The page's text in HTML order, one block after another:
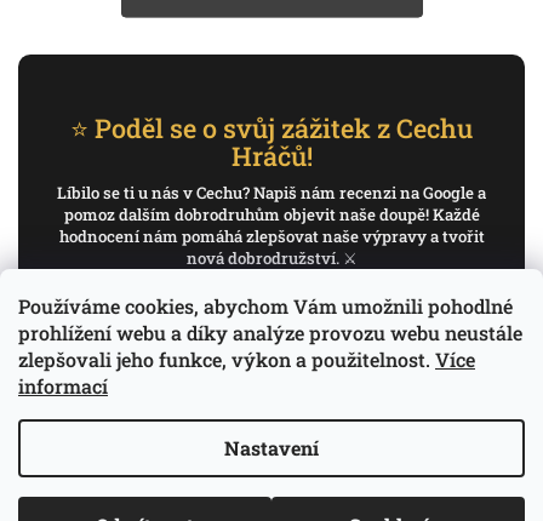
Používáme cookies, abychom Vám umožnili pohodlné
prohlížení webu a díky analýze provozu webu neustále
zlepšovali jeho funkce, výkon a použitelnost. Více
informací
Nastavení
⭐ Poděl se o svůj zážitek z Cechu
Hráčů!
Líbilo se ti u nás v Cechu? Napiš nám recenzi na Google a
pomoz dalším dobrodruhům objevit naše doupě! Každé
hodnocení nám pomáhá zlepšovat naše výpravy a tvořit
nová dobrodružství. ⚔️
✍️ Napiš recenzi na Google
Děkujeme, že pomáháš psát příběh Cechu Hráčů.